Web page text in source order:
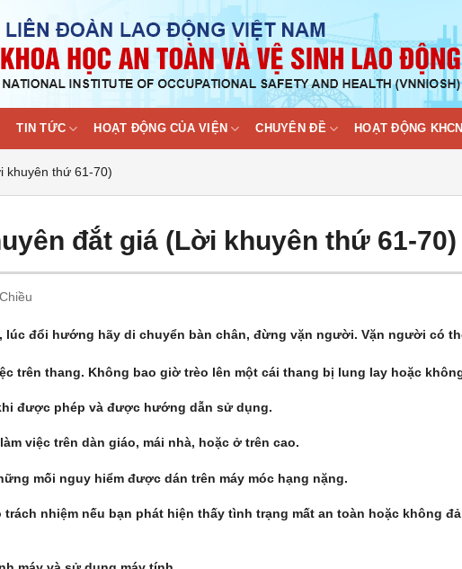
TIN TỨC HOẠT ĐỘNG CỦA VIỆN CHUYÊN ĐỀ HOẠT ĐỘNG KHCN
khuyên thứ 61-70)
đắt giá (Lời khuyên thứ 61-70)
lúc đổi hướng hãy di chuyển bàn chân, đừng vặn người. Vặn người có
trên thang. Không bao giờ trèo lên một cái thang bị lung lay hoặc
được phép và được hướng dẫn sử dụng.
việc trên dàn giáo, mái nhà, hoặc ở trên cao.
mối nguy hiểm được dán trên máy móc hạng nặng.
nhiệm nếu bạn phát hiện thấy tình trạng mất an toàn hoặc không